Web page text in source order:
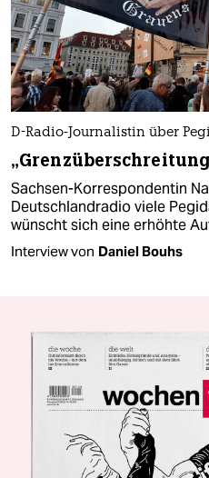
D-Radio-Journalistin über
Sachsen-Korrespondentin
Deutschlandradio viele
wünscht sich eine erhöhte
Interview von Daniel Bouhs